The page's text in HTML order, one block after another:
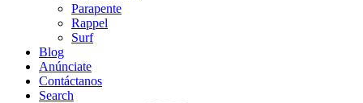
Parapente
Rappel
Surf
Blog
Anúnciate
Contáctanos
Search